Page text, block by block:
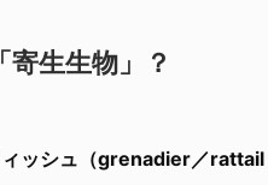
生生物」？
ィッシュ（grenadier／rattail